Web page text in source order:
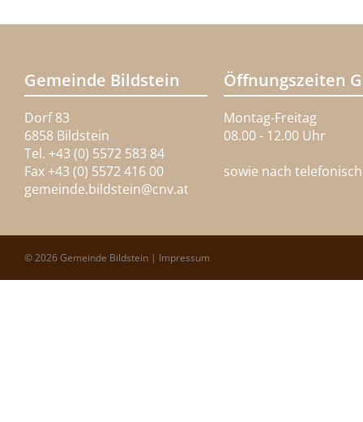
Gemeinde Bildstein
Dorf 83
6858 Bildstein
Tel. +43 (0) 5572 583 84
Fax +43 (0) 5572 416 00
gemeinde.bildstein@cnv.at
Öffnungszeiten
Montag-Freitag
08.00 - 12.00 Uhr
sowie nach
© 2026 Gemeinde Bildstein | Impressum